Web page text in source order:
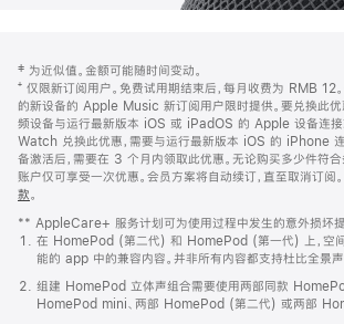
页
页
脚
注
‡ 为近似值。金额可能随时间变动。
⁺ 仅限新订阅用户。免费试用期结束后，每月收费为 RMB 12
的新设备的 Apple Music 新订阅用户限时提供。要兑换此优
频设备与运行最新版本 iOS 或 iPadOS 的 Apple 设备连接
Watch 兑换此优惠，需要与运行最新版本 iOS 的 iPhone 连
备激活后，需要在 3 个月内领取此优惠。无论购买多少件符
账户仅可享受一次优惠。会员方案将自动续订，直至取消订阅
款。
窗
口
中
打
开)
** AppleCare+ 服务计划可为使用过程中发生的意外损坏提
在 HomePod (第二代) 和 HomePod (第一代) 上，空
能的 app 中的兼容内容。并非所有内容都支持杜比全景声
组建 HomePod 立体声组合需要使用两部同款
HomePod mini、两部 HomePod (第二代) 或两部